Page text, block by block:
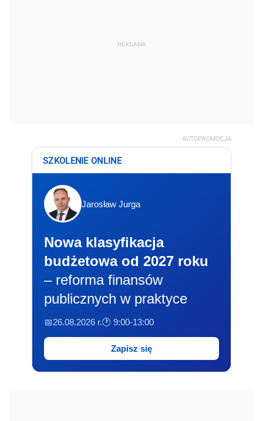
REKLAMA
AUTOPROMOCJA
SZKOLENIE ONLINE
Jarosław Jurga
Nowa klasyfikacja
budżetowa od 2027 roku
– reforma finansów
publicznych w praktyce
📅26.08.2026 r.🕐 9:00-13:00
Zapisz się